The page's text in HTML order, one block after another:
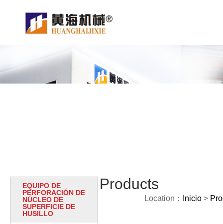
EQUIPO DE
PERFORACIÓN DE
NÚCLEO DE
SUPERFICIE DE
HUSILLO
Products
Location： Inicio >